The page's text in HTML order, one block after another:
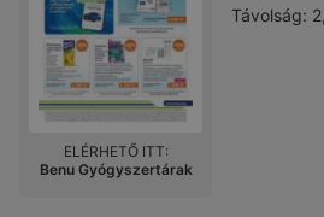
Távolság:
ELÉRHETŐ ITT:
Benu Gyógyszertárak